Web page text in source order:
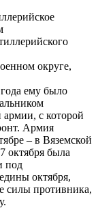
округе,
ему было
с которой
Армия
– в Вяземской
октября была
под
октября,
силы противника,